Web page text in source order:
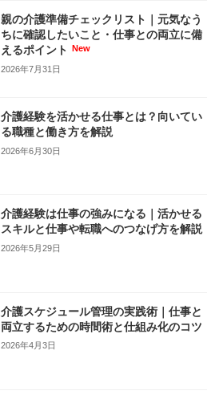
親の介護準備チェックリスト｜元気なう
ちに確認したいこと・仕事との両立に備
えるポイント
2026年7月31日
介護経験を活かせる仕事とは？向いてい
る職種と働き方を解説
2026年6月30日
介護経験は仕事の強みになる｜活かせる
スキルと仕事や転職へのつなげ方を解説
2026年5月29日
介護スケジュール管理の実践術｜仕事と
両立するための時間術と仕組み化のコツ
2026年4月3日